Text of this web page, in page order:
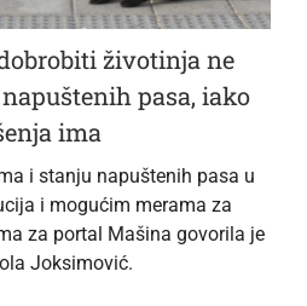
životinja ne
pasa, iako
ima
i stanju napuštenih pasa u
i mogućim merama za
za portal Mašina govorila je
Joksimović.